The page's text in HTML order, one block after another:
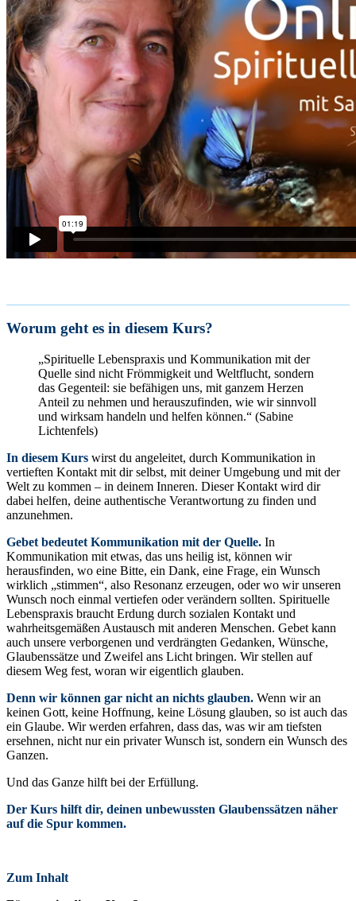
Worum geht es in diesem Kurs?
„Spirituelle Lebenspraxis und Kommunikation mit der
Quelle sind nicht Frömmigkeit und Weltflucht, sondern
das Gegenteil: sie befähigen uns, mit ganzem Herzen
Anteil zu nehmen und herauszufinden, wie wir sinnvoll
und wirksam handeln und helfen können.“ (Sabine
Lichtenfels)
In diesem Kurs wirst du angeleitet, durch Kommunikation in
vertieften Kontakt mit dir selbst, mit deiner Umgebung und mit der
Welt zu kommen – in deinem Inneren. Dieser Kontakt wird dir
dabei helfen, deine authentische Verantwortung zu finden und
anzunehmen.
Gebet bedeutet Kommunikation mit der Quelle. In
Kommunikation mit etwas, das uns heilig ist, können wir
herausfinden, wo eine Bitte, ein Dank, eine Frage, ein Wunsch
wirklich „stimmen“, also Resonanz erzeugen, oder wo wir unseren
Wunsch noch einmal vertiefen oder verändern sollten. Spirituelle
Lebenspraxis braucht Erdung durch sozialen Kontakt und
wahrheitsgemäßen Austausch mit anderen Menschen. Gebet kann
auch unsere verborgenen und verdrängten Gedanken, Wünsche,
Glaubenssätze und Zweifel ans Licht bringen. Wir stellen auf
diesem Weg fest, woran wir eigentlich glauben.
Denn wir können gar nicht an nichts glauben. Wenn wir an
keinen Gott, keine Hoffnung, keine Lösung glauben, so ist auch das
ein Glaube. Wir werden erfahren, dass das, was wir am tiefsten
ersehnen, nicht nur ein privater Wunsch ist, sondern ein Wunsch des
Ganzen.
Und das Ganze hilft bei der Erfüllung.
Der Kurs hilft dir, deinen unbewussten Glaubenssätzen näher
auf die Spur kommen.
Zum Inhalt